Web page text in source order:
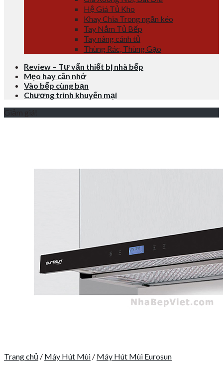
Hệ Giá Tủ Kho
Khay Chia Trong ngăn kéo
Tay Nắm Tủ Bếp
Tay nâng cánh tủ
Thùng Rác, Thùng Gạo
Review – Tư vấn thiết bị nhà bếp
Mẹo hay cần nhớ
Vào bếp cùng bạn
Chương trình khuyến mại
Trang chủ / Máy Hút Mùi / Máy Hút Mùi Eurosun